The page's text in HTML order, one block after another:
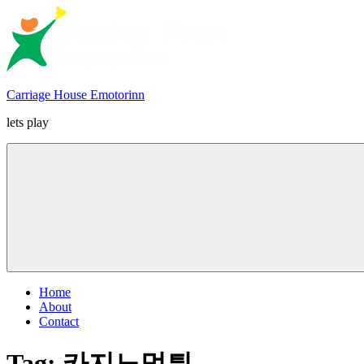
content
Carriage House Emotorinn
lets play
Home
About
Contact